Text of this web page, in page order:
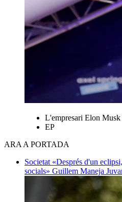
L'empresari Elon
EP
ARA A PORTADA
Societat «Després d'un
socials» Guillem Maneja